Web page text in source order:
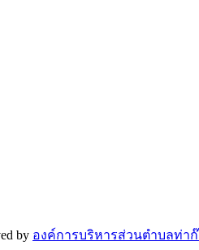
by องค์การบริหารส่วนตำบลท่า